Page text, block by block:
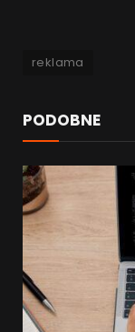
reklama
PODOBNE